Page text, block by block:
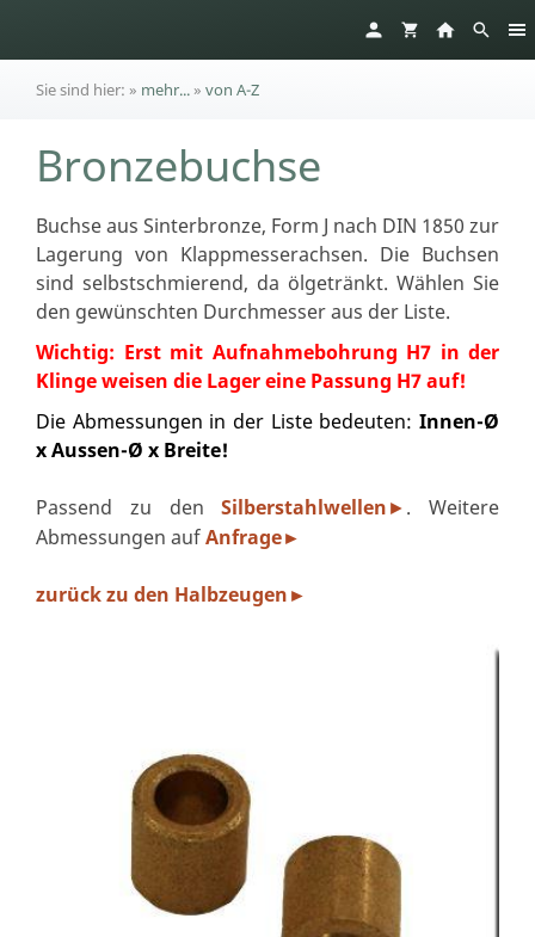
Sie sind hier: » mehr...» von A-Z
Bronzebuchse
Buchse aus Sinterbronze, Form J nach DIN 1850 zur
Lagerung von Klappmesserachsen. Die Buchsen
sind selbstschmierend, da ölgetränkt. Wählen Sie
den gewünschten Durchmesser aus der Liste.
Wichtig: Erst mit Aufnahmebohrung H7 in der
Klinge weisen die Lager eine Passung H7 auf!
Die Abmessungen in der Liste bedeuten: Innen-Ø
x Aussen-Ø x Breite!
Passend zu denSilberstahlwellen ► . Weitere
Abmessungen aufAnfrage►
zurück zu den Halbzeugen►